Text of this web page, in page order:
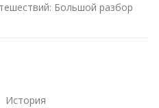
Большой разбор
История